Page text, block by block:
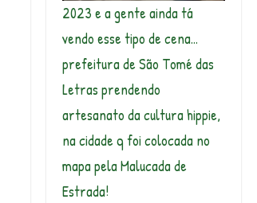
2023 e a gente ainda tá
vendo esse tipo de cena…
prefeitura de São Tomé das
Letras prendendo
artesanato da cultura hippie,
na cidade q foi colocada no
mapa pela Malucada de
Estrada!